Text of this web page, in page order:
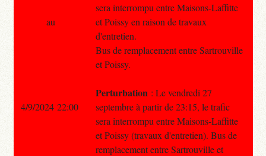
sera interrompu entre Maisons-Laffitte
et Poissy en raison de travaux
d'entretien.
Bus de remplacement entre Sartrouville
et Poissy.
Perturbation : Le vendredi 27
septembre à partir de 23:15, le trafic
sera interrompu entre Maisons-Laffitte
et Poissy (travaux d'entretien). Bus de
remplacement entre Sartrouville et
au
4/9/2024 22:00